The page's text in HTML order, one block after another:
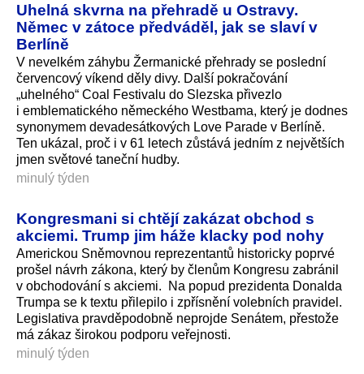
Uhelná skvrna na přehradě u Ostravy.
Němec v zátoce předváděl, jak se slaví v
Berlíně
V nevelkém záhybu Žermanické přehrady se poslední
červencový víkend děly divy. Další pokračování
„uhelného“ Coal Festivalu do Slezska přivezlo
i emblematického německého Westbama, který je dodnes
synonymem devadesátkových Love Parade v Berlíně.
Ten ukázal, proč i v 61 letech zůstává jedním z největších
jmen světové taneční hudby.
minulý týden
Kongresmani si chtějí zakázat obchod s
akciemi. Trump jim háže klacky pod nohy
Americkou Sněmovnou reprezentantů historicky poprvé
prošel návrh zákona, který by členům Kongresu zabránil
v obchodování s akciemi. Na popud prezidenta Donalda
Trumpa se k textu přilepilo i zpřísnění volebních pravidel.
Legislativa pravděpodobně neprojde Senátem, přestože
má zákaz širokou podporu veřejnosti.
minulý týden